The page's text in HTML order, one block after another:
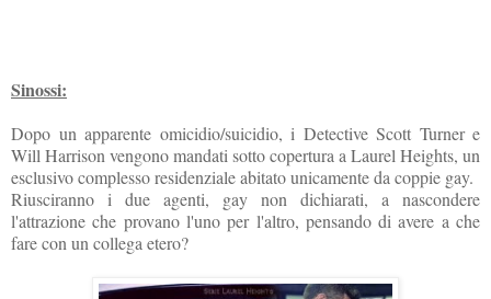
Sinossi:
Dopo un apparente omicidio/suicidio, i Detective Scott Turner e
Will Harrison vengono mandati sotto copertura a Laurel Heights, un
esclusivo complesso residenziale abitato unicamente da coppie gay.
Riusciranno i due agenti, gay non dichiarati, a nascondere
l'attrazione che provano l'uno per l'altro, pensando di avere a che
fare con un collega etero?